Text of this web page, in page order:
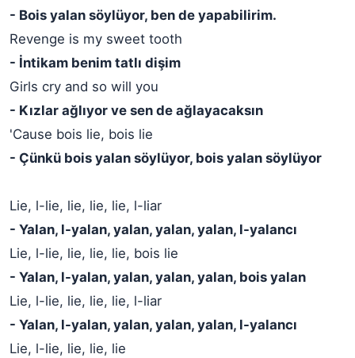
- Bois yalan söylüyor, ben de yapabilirim.
Revenge is my sweet tooth
- İntikam benim tatlı dişim
Girls cry and so will you
- Kızlar ağlıyor ve sen de ağlayacaksın
'Cause bois lie, bois lie
- Çünkü bois yalan söylüyor, bois yalan söylüyor
Lie, l-lie, lie, lie, lie, l-liar
- Yalan, l-yalan, yalan, yalan, yalan, l-yalancı
Lie, l-lie, lie, lie, lie, bois lie
- Yalan, l-yalan, yalan, yalan, yalan, bois yalan
Lie, l-lie, lie, lie, lie, l-liar
- Yalan, l-yalan, yalan, yalan, yalan, l-yalancı
Lie, l-lie, lie, lie, lie